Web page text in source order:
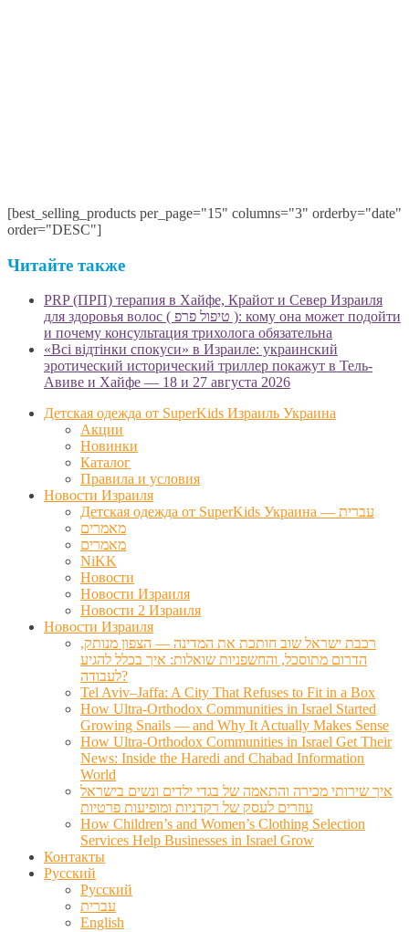
[best_selling_products per_page="15" columns="3" orderby="date"
order="DESC"]
Читайте также
PRP (ПРП) терапия в Хайфе, Крайот и Север Израиля
для здоровья волос ( טיפול פרפ ): кому она может подойти
и почему консультация трихолога обязательна
«Всі відтінки спокуси» в Израиле: украинский
эротический исторический триллер покажут в Тель-
Авиве и Хайфе — 18 и 27 августа 2026
Детская одежда от SuperKids Израиль Украина
Акции
Новинки
Каталог
Правила и условия
Новости Израиля
Детская одежда от SuperKids Украина — עברית
מאמרים
מאמרים
NiKK
Новости
Новости Израиля
Новости 2 Израиля
Новости Израиля
רכבת ישראל שוב חותכת את המדינה — הצפון מנותק,
הדרום מתוסכל, והחשפניות שואלות: איך בכלל להגיע
לעבודה?
Tel Aviv–Jaffa: A City That Refuses to Fit in a Box
How Ultra-Orthodox Communities in Israel Started
Growing Snails — and Why It Actually Makes Sense
How Ultra-Orthodox Communities in Israel Get Their
News: Inside the Haredi and Chabad Information
World
איך שירותי מכירה והתאמה של בגדי ילדים ונשים בישראל
עוזרים לעסק של רקדניות ומופיעות פרטיות
How Children’s and Women’s Clothing Selection
Services Help Businesses in Israel Grow
Контакты
Русский
Русский
עברית
English